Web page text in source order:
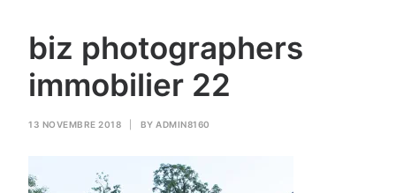
biz photographers
immobilier 22
13 NOVEMBRE 2018 BY ADMIN8160